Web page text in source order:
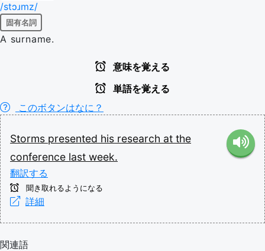
/stɔɹmz/
固有名詞
A surname.
意味を覚える
単語を覚える
このボタンはなに？
Storms presented his research at the
conference last week.
翻訳する
聞き取れるようになる
詳細
関連語